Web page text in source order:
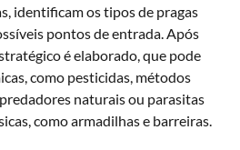
identificam os tipos de pragas
pontos de entrada. Após
é elaborado, que pode
como pesticidas, métodos
naturais ou parasitas
como armadilhas e barreiras.